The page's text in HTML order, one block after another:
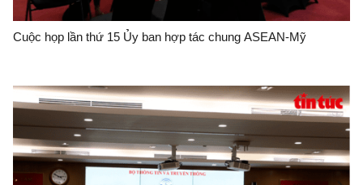
Cuộc họp lần thứ 15 Ủy ban hợp tác chung ASEAN-Mỹ